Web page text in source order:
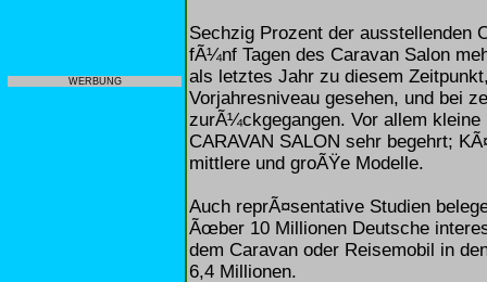
WERBUNG
Sechzig Prozent der ausstellenden
fÃ¼nf Tagen des Caravan Salon
als letztes Jahr zu diesem
Vorjahresniveau gesehen, und bei
zurÃ¼ckgegangen. Vor allem
CARAVAN SALON sehr begehrt;
mittlere und groÃŸe Modelle.
Auch reprÃ¤sentative Studien
Ãœber 10 Millionen Deutsche
dem Caravan oder Reisemobil in
6,4 Millionen.